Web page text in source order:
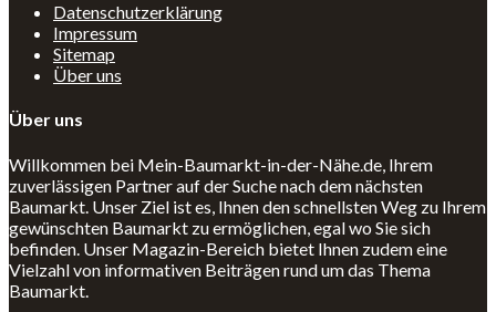
Datenschutzerklärung
Impressum
Sitemap
Über uns
Über uns
Willkommen bei Mein-Baumarkt-in-der-Nähe.de, Ihrem
zuverlässigen Partner auf der Suche nach dem nächsten
Baumarkt. Unser Ziel ist es, Ihnen den schnellsten Weg zu Ihrem
gewünschten Baumarkt zu ermöglichen, egal wo Sie sich
befinden. Unser Magazin-Bereich bietet Ihnen zudem eine
Vielzahl von informativen Beiträgen rund um das Thema
Baumarkt.